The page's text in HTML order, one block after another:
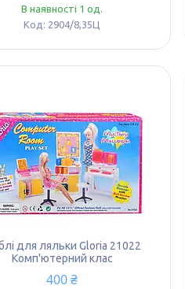
В наявності 1 од.
2904/8,35Ц
для ляльки Gloria 21022
Комп'ютерний клас
400 ₴